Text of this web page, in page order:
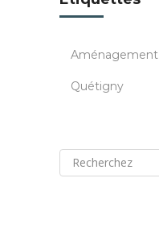
Aménagement
Quétigny